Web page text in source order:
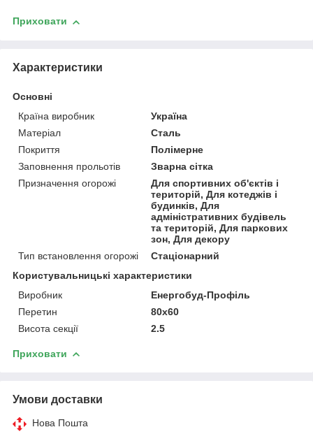
Приховати
Характеристики
Основні
Країна виробник
Україна
Матеріал
Сталь
Покриття
Полімерне
Заповнення прольотів
Зварна сітка
Призначення огорожі
Для спортивних об'єктів і
територій, Для котеджів і
будинків, Для
адміністративних будівель
та територій, Для паркових
зон, Для декору
Тип встановлення огорожі
Стаціонарний
Користувальницькі характеристики
Виробник
Енергобуд-Профіль
Перетин
80х60
Висота секції
2.5
Приховати
Умови доставки
Нова Пошта